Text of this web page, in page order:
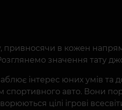
в кожен
значення тату
інтерес юних умів
спортивного авто. Вони
цілі ігрові